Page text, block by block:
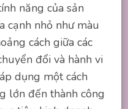
năng của sản
cạnh nhỏ như màu
cách giữa các
đổi và hành vi
dụng một cách
lớn đến thành công